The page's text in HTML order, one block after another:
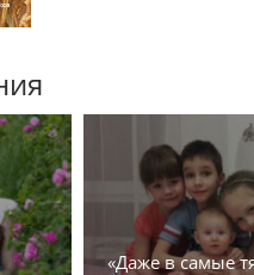
«Даже в самые